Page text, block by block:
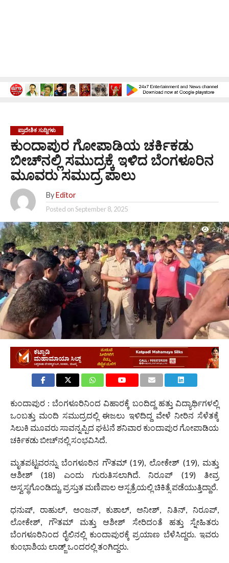
ಪ್ರಾದೇಶಿಕ ಸುದ್ದಿಗಳು
ಕುಂದಾಪುರ ಗೋಪಾಡಿಯ ಚರ್ಕಿಕಡು
ಬೀಚ್‌ನಲ್ಲಿ ಸಮುದ್ರಕ್ಕೆ ಇಳಿದ ಬೆಂಗಳೂರಿನ
ಮೂವರು ಸಮುದ್ರ ಪಾಲು
By Editor
Posted onSeptember 8, 2025
2.2K
ಕುಂದಾಪುರ : ಬೆಂಗಳೂರಿನಿಂದ ವಿಹಾರಕ್ಕೆ ಬಂದಿದ್ದ ಹತ್ತು ವಿದ್ಯಾರ್ಥಿಗಳಲ್ಲಿ
ಒಂಬತ್ತು ಮಂದಿ ಸಮುದ್ರದಲ್ಲಿ ಈಜಲು ಇಳಿದಿದ್ದ ವೇಳೆ ನೀರಿನ ಸೆಳೆತಕ್ಕೆ
ಸಿಲುಕಿ ಮೂವರು ಸಾವನ್ನಪ್ಪಿದ ಘಟನೆ ಶನಿವಾರ ಕುಂದಾಪುರ ಗೋಪಾಡಿಯ
ಚರ್ಕಿಕಡು ಬೀಚ್‌ನಲ್ಲಿ ಸಂಭವಿಸಿದೆ.
ಮೃತಪಟ್ಟವರನ್ನು ಬೆಂಗಳೂರಿನ ಗೌತಮ್ (19), ಲೋಕೇಶ್ (19), ಮತ್ತು
ಆಶೀಶ್ (18) ಎಂದು ಗುರುತಿಸಲಾಗಿದೆ. ನಿರೂಪ್ (19) ತೀವ್ರ
ಅಸ್ವಸ್ಥಗೊಂಡಿದ್ದು, ಪ್ರಸ್ತುತ ಮಣಿಪಾಲ ಆಸ್ಪತ್ರೆಯಲ್ಲಿ ಚಿಕಿತ್ಸೆ ಪಡೆಯುತ್ತಿದ್ದಾರೆ.
ಧನುಷ್, ರಾಹುಲ್, ಅಂಜನ್, ಕುಶಾಲ್, ಅನೀಶ್, ನಿತಿನ್, ನಿರೂಪ್,
ಲೋಕೇಶ್, ಗೌತಮ್ ಮತ್ತು ಆಶೀಶ್ ಸೇರಿದಂತೆ ಹತ್ತು ಸ್ನೇಹಿತರು
ಬೆಂಗಳೂರಿನಿಂದ ರೈಲಿನಲ್ಲಿ ಕುಂದಾಪುರಕ್ಕೆ ಪ್ರಯಾಣ ಬೆಳೆಸಿದ್ದರು. ಇವರು
ಕುಂಭಾಶಿಯ ಲಾಡ್ಜ್ ಒಂದರಲ್ಲಿ ತಂಗಿದ್ದರು.